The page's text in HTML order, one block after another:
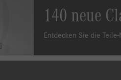
140 neue
Entdecken Sie die